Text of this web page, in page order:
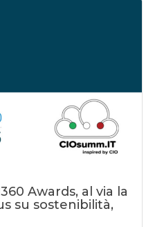
Awards, al via la
su sostenibilità,